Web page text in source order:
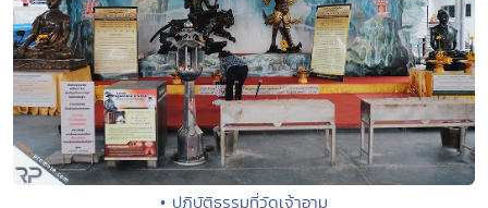
• ปฎิบัติธรรมที่วัดเจ้าอาม